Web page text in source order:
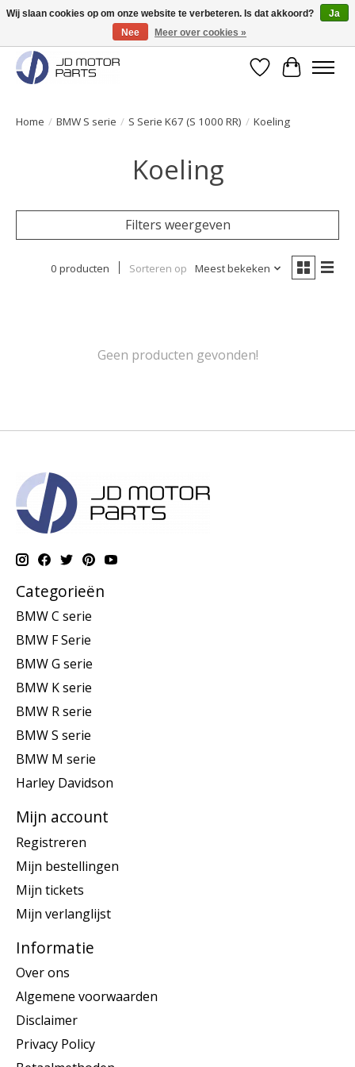
Originele onderdelen direct uit voorraad leverbaar!
Verlanglijst
Home / BMW S serie / S Serie K67 (S 1000 RR) / Koeling
Koeling
Filters weergeven
0 producten Sorteren op Meest bekeken
Geen producten gevonden!
Categorieën
BMW C serie
BMW F Serie
BMW G serie
BMW K serie
BMW R serie
BMW S serie
BMW M serie
Harley Davidson
Mijn account
Registreren
Mijn bestellingen
Mijn tickets
Mijn verlanglijst
Informatie
Over ons
Algemene voorwaarden
Disclaimer
Privacy Policy
Wij slaan cookies op om onze website te verbeteren. Is dat akkoord?
Ja
Nee
Meer over cookies »